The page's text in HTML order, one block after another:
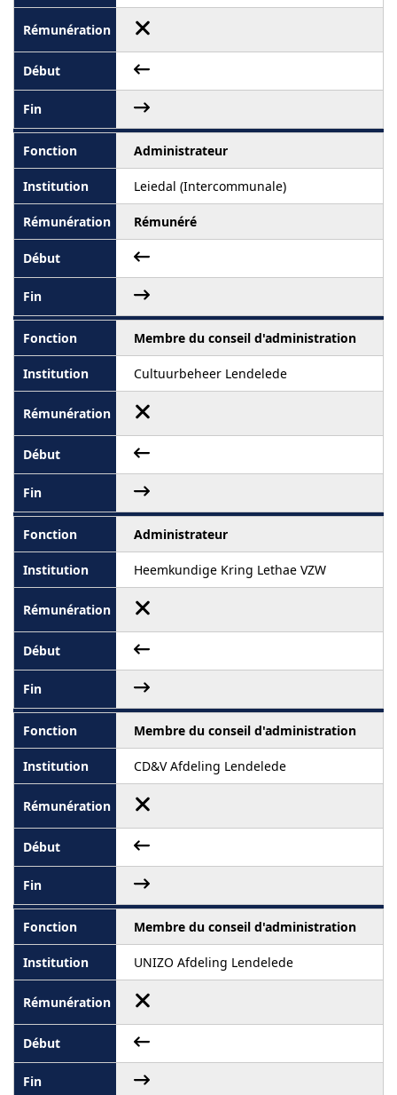
Administrateur
Leiedal (Intercommunale)
Rémunéré
Membre du conseil d'administration
Cultuurbeheer Lendelede
Administrateur
Heemkundige Kring Lethae VZW
Membre du conseil d'administration
CD&V Afdeling Lendelede
Membre du conseil d'administration
UNIZO Afdeling Lendelede